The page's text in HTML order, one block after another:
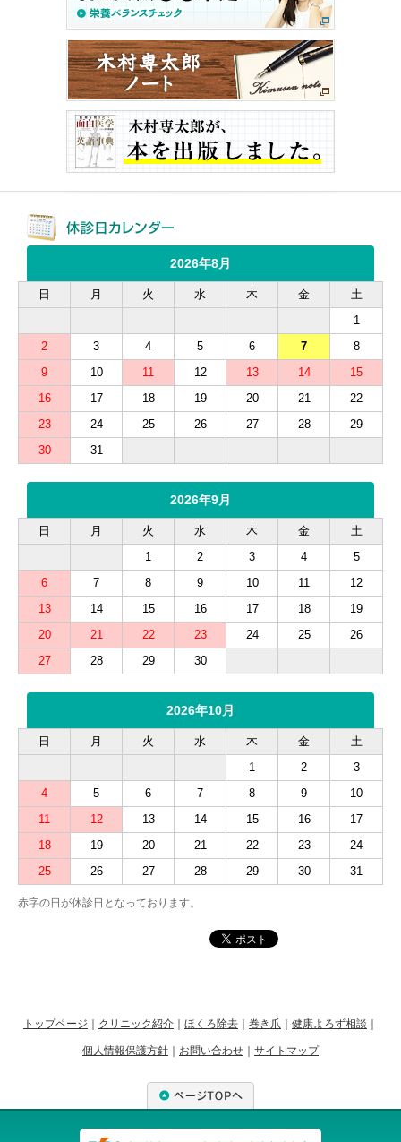
2026年8月
日 月 火 水 木 金
土
1
2
3 4 5 6 7
8
9
10 11 12 13 14
15
16
17 18 19 20 21
22
23
24 25 26 27 28
29
30
31
2026年9月
日 月 火 水 木 金
土
1
2 3 4
5
6
7 8 9 10 11
12
13
14 15 16 17 18
19
20
21 22 23 24 25
26
27
28 29 30
2026年10月
日 月 火 水 木 金
土
1
2
3
4
5 6 7 8 9
10
11
12 13 14 15 16
17
18
19 20 21 22 23
24
25
26 27 28 29 30 31
赤字の日が休診日となっております。
トップページ クリニック紹介 ほくろ除去 巻き爪 健康よろず相談
個人情報保護方針 お問い合わせ サイトマップ